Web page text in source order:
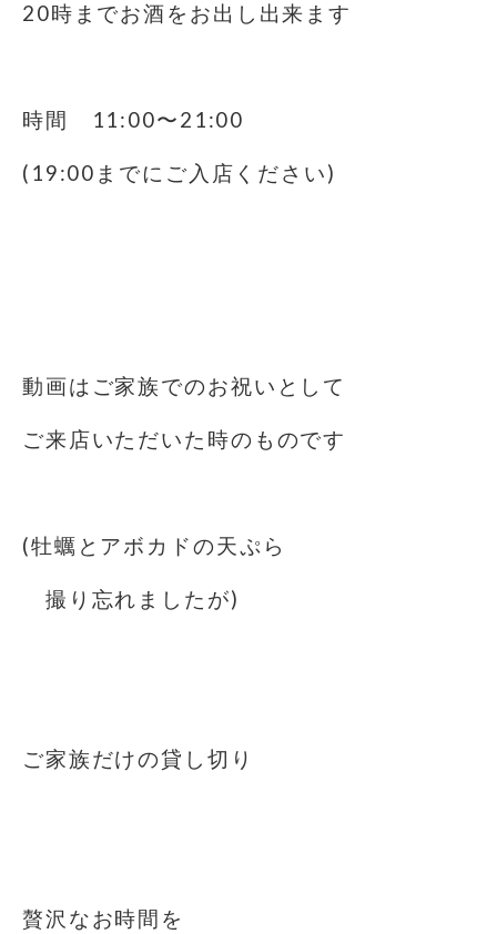
20時までお酒をお出し出来ます
時間 11:00〜21:00
(19:00までにご入店ください)
動画はご家族でのお祝いとして
ご来店いただいた時のものです
(牡蠣とアボカドの天ぷら
撮り忘れましたが)
ご家族だけの貸し切り️
贅沢なお時間を